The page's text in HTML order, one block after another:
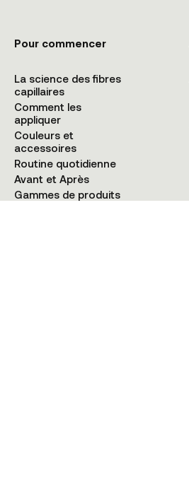
Pour commencer
La science des fibres
capillaires
Comment les
appliquer
Couleurs et
accessoires
Routine quotidienne
Avant et Après
Gammes de produits